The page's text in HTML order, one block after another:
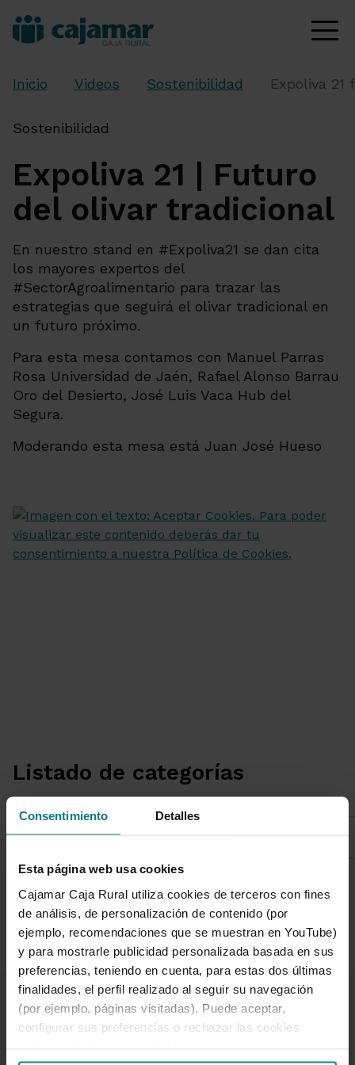
Consentimiento Detalles
Esta página web usa cookies
Cajamar Caja Rural utiliza cookies de terceros con fines
de análisis, de personalización de contenido (por
ejemplo, recomendaciones que se muestran en YouTube)
y para mostrarle publicidad personalizada basada en sus
preferencias, teniendo en cuenta, para estas dos últimas
finalidades, el perfil realizado al seguir su navegación
(por ejemplo, páginas visitadas). Puede aceptar,
configurar sus preferencias o rechazar las cookies
Inicio Videos Sostenibilidad Expoliva
Sostenibilidad
Expoliva 21 | Futuro
del olivar tradicional
En nuestro stand en #Expoliva21 se dan cita
los mayores expertos del
#SectorAgroalimentario para trazar las
estrategias que seguirá el olivar tradicional en
un futuro próximo.
Para esta mesa contamos con Manuel Parras
Rosa Universidad de Jaén, Rafael Alonso Barrau
Oro del Desierto, José Luis Vaca Hub del
Segura.
Moderando esta mesa está Juan José Hueso
Listado de categorías
Sostenibilidad
1 de 7